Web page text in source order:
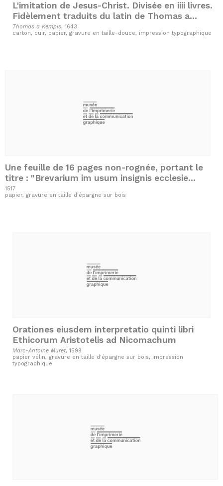
L'imitation de Jesus-Christ. Divisée en iiii livres.
Fidèlement traduits du latin de Thomas a
Kempis, chanoine régulier
Thomas a Kempis, 1643
carton, cuir, papier, gravure en taille-douce, impression typographique
Une feuille de 16 pages non-rognée, portant le
titre : "Brevarium im usum insignis ecclesie
collegiate beate marie virginis de Belna
Eduensis dyocesis"
1517
papier, gravure en taille d'épargne sur bois
Orationes eiusdem interpretatio quinti libri
Ethicorum Aristotelis ad Nicomachum
Marc-Antoine Muret, 1599
papier vélin, gravure en taille d'épargne sur bois, impression
typographique